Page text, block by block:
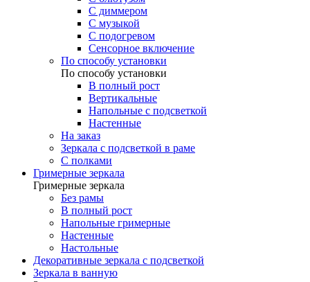
С диммером
С музыкой
С подогревом
Сенсорное включение
По способу установки
По способу установки
В полный рост
Вертикальные
Напольные с подсветкой
Настенные
На заказ
Зеркала с подсветкой в раме
С полками
Гримерные зеркала
Гримерные зеркала
Без рамы
В полный рост
Напольные гримерные
Настенные
Настольные
Декоративные зеркала с подсветкой
Зеркала в ванную